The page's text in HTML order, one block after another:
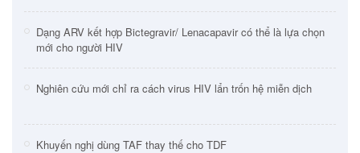
Dạng ARV kết hợp Bictegravir/ Lenacapavir có thể là lựa chọn
mới cho người HIV
Nghiên cứu mới chỉ ra cách virus HIV lẩn trốn hệ miễn dịch
Khuyến nghị dùng TAF thay thế cho TDF